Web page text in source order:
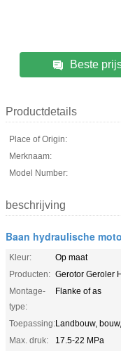
Beste
Productdetails
Place of Origin:
Merknaam:
Model Number:
beschrijving
Baan hydraulische
Kleur:
Op maat
Producten: Gerotor Geroler
Montage-
type:
Flanke of as
Toepassing:Landbouw,
Max. druk:
17.5-22 MPa